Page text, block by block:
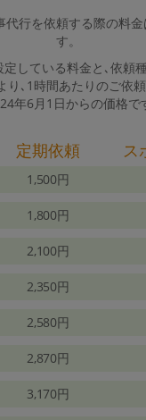
代行を依頼する際の料金
す。
定している料金と､依頼
り､1時間あたりのご依
年6月1日からの価格で
定期依頼 ス
1,500円
1,800円
2,100円
2,350円
2,580円
2,870円
3,170円